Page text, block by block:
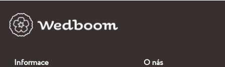
Informace O nás